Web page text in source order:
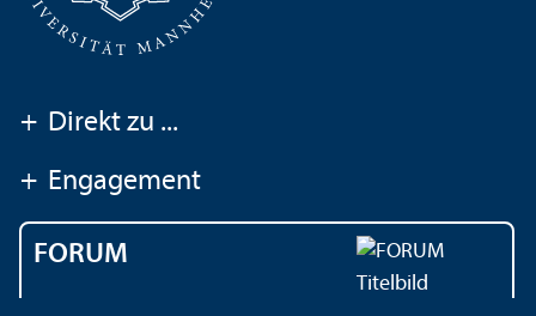
+ Direkt zu ...
+ Engagement
FORUM